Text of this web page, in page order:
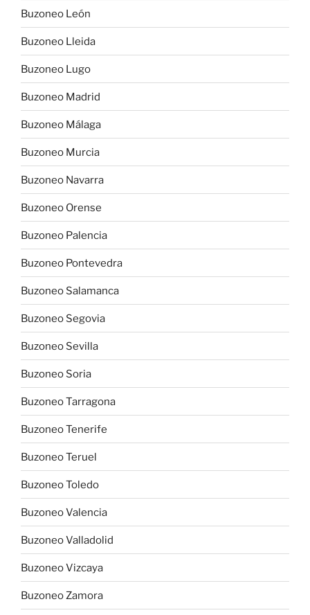
Buzoneo León
Buzoneo Lleida
Buzoneo Lugo
Buzoneo Madrid
Buzoneo Málaga
Buzoneo Murcia
Buzoneo Navarra
Buzoneo Orense
Buzoneo Palencia
Buzoneo Pontevedra
Buzoneo Salamanca
Buzoneo Segovia
Buzoneo Sevilla
Buzoneo Soria
Buzoneo Tarragona
Buzoneo Tenerife
Buzoneo Teruel
Buzoneo Toledo
Buzoneo Valencia
Buzoneo Valladolid
Buzoneo Vizcaya
Buzoneo Zamora